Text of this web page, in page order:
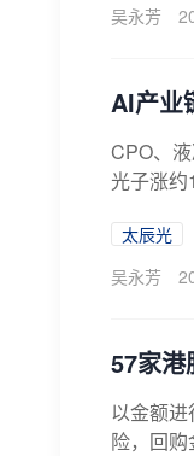
吴永芳
AI产业
CPO、
光子涨约
太辰光
吴永芳
57家港
以金额
险，回